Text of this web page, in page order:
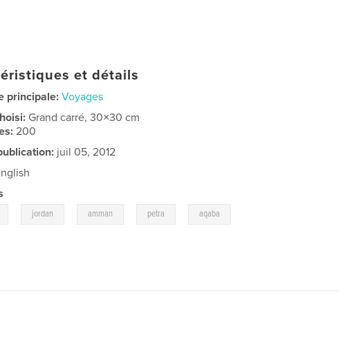
et détails
principale: Voyages
Grand carré, 30×30 cm
200
juil 05, 2012
jordan amman petra aqaba